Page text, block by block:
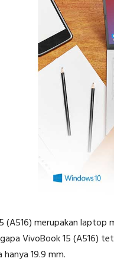
(A516) merupakan
VivoBook 15 (A516)
19.9 mm.